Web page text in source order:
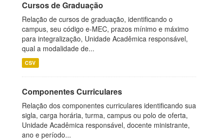
Cursos de Graduação
Relação de cursos de graduação, identificando o
campus, seu código e-MEC, prazos mínimo e máximo
para integralização, Unidade Acadêmica responsável,
qual a modalidade de...
CSV
Componentes Curriculares
Relação dos componentes curriculares identificando sua
sigla, carga horária, turma, campus ou polo de oferta,
Unidade Acadêmica responsável, docente ministrante,
ano e período...